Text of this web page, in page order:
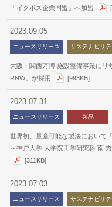
「イクボス企業同盟」へ加盟
2023.09.05
ニュースリリース サステナビリテ
大阪・関西万博 施設整備事業にリ
RNW」が採用
[993KB]
2023.07.31
ニュースリリース 製品
世界初、量産可能な製法において
～神戸大学 大学院工学研究科 南
[311KB]
2023.07.03
ニュースリリース サステナビリテ